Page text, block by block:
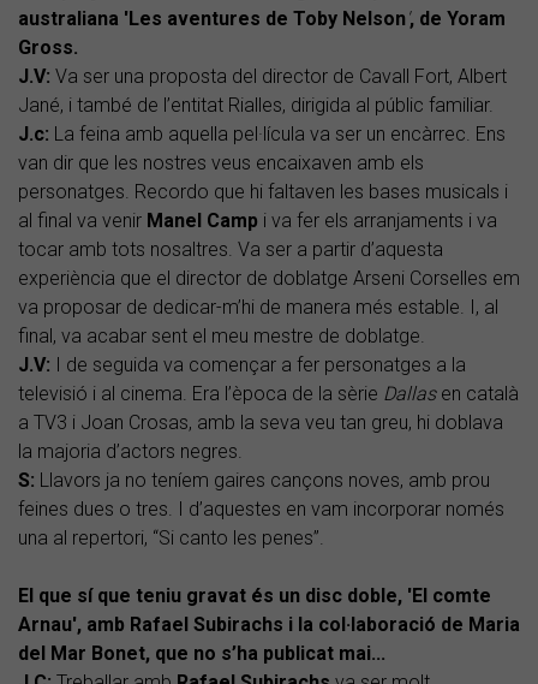
australiana 'Les aventures de Toby Nelson, de Yoram
Gross.
J.V: Va ser una proposta del director de Cavall Fort, Albert
Jané, i també de l’entitat Rialles, dirigida al públic familiar.
J.c: La feina amb aquella pel·lícula va ser un encàrrec. Ens
van dir que les nostres veus encaixaven amb els
personatges. Recordo que hi faltaven les bases musicals i
al final va venir Manel Camp i va fer els arranjaments i va
tocar amb tots nosaltres. Va ser a partir d’aquesta
experiència que el director de doblatge Arseni Corselles em
va proposar de dedicar-m’hi de manera més estable. I, al
final, va acabar sent el meu mestre de doblatge.
J.V: I de seguida va començar a fer personatges a la
televisió i al cinema. Era l’època de la sèrie Dallasen català
a TV3 i Joan Crosas, amb la seva veu tan greu, hi doblava
la majoria d’actors negres.
S: Llavors ja no teníem gaires cançons noves, amb prou
feines dues o tres. I d’aquestes en vam incorporar només
una al repertori, “Si canto les penes”.
El que sí que teniu gravat és un disc doble, 'El comte
Arnau', amb Rafael Subirachs i la col·laboració de Maria
del Mar Bonet, que no s’ha publicat mai...